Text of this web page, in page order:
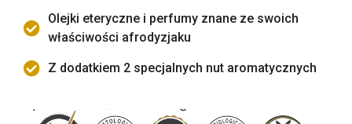
Olejki eteryczne i perfumy znane ze swoich
właściwości afrodyzjaku
Z dodatkiem 2 specjalnych nut aromatycznych